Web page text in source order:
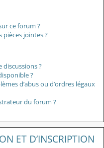
ce forum ?
jointes ?
discussions ?
?
d’abus ou d’ordres légaux
du forum ?
ET D’INSCRIPTION